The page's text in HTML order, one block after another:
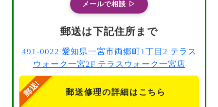
メールで相談 ▷
郵送は下記住所まで
491-0022 愛知県一宮市両郷町1丁目2 テラス
ウォーク一宮2F テラスウォーク一宮店
郵送修理の詳細はこちら